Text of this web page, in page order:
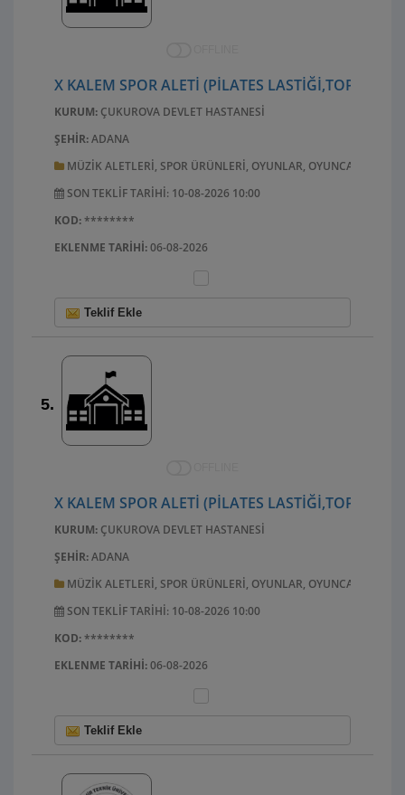
X KALEM SPOR ALETI (PILATES
KURUM: ÇUKUROVA DEVLET HASTANESI
ŞEHIR:ADANA
MÜZIK ALETLERI, SPOR ÜRÜNLERI, OYUNLAR, OYUNCAKLAR, EL
SON TEKLIF TARIHI: 10-08-2026 10:00
KOD:********
EKLENME TARIHI:06-08-2026
Teklif Ekle
5.
X KALEM SPOR ALETI (PILATES
KURUM: ÇUKUROVA DEVLET HASTANESI
ŞEHIR:ADANA
MÜZIK ALETLERI, SPOR ÜRÜNLERI, OYUNLAR, OYUNCAKLAR, EL
SON TEKLIF TARIHI: 10-08-2026 10:00
KOD:********
EKLENME TARIHI:06-08-2026
Teklif Ekle